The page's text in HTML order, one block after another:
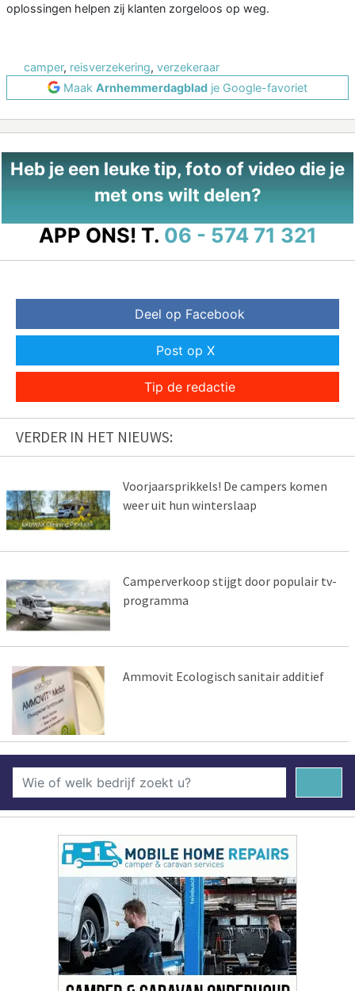
oplossingen helpen zij klanten zorgeloos op weg.
camper, reisverzekering, verzekeraar
Maak Arnhemmerdagblad je Google-favoriet
Heb je een leuke tip, foto of video die je
met ons wilt delen?
APP ONS! T. 06 - 574 71 321
Deel op Facebook
Post op X
Tip de redactie
VERDER IN HET NIEUWS:
Voorjaarsprikkels! De campers komen
weer uit hun winterslaap
Camperverkoop stijgt door populair tv-
programma
Ammovit Ecologisch sanitair additief